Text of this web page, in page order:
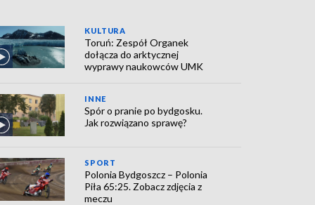
KULTURA
Toruń: Zespół Organek
dołącza do arktycznej
wyprawy naukowców UMK
INNE
Spór o pranie po bydgosku.
Jak rozwiązano sprawę?
SPORT
Polonia Bydgoszcz – Polonia
Piła 65:25. Zobacz zdjęcia z
meczu